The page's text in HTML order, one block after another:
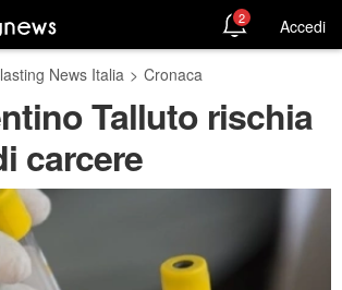
2 Accedi
News Italia > Cronaca
Talluto rischia
carcere